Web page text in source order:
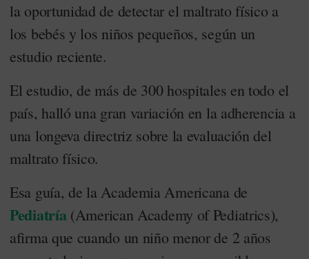
la oportunidad de detectar el maltrato físico a
los bebés y los niños pequeños, según un
estudio reciente.
El estudio, de más de 300 hospitales en todo el
país, halló una gran variación en la adherencia a
una longeva directriz sobre la evaluación del
maltrato físico.
Esa guía, de la Academia Americana de
Pediatría(American Academy of Pediatrics),
afirma que cuando un niño menor de 2 años